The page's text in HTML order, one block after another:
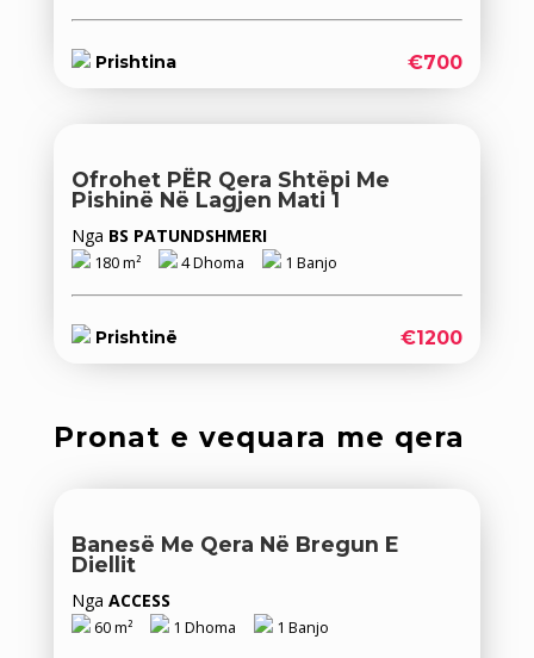
Prishtina €700
Ofrohet PËR Qera Shtëpi Me
Pishinë Në Lagjen Mati 1
Nga BS PATUNDSHMERI
180 m² 4 Dhoma 1 Banjo
Prishtinë €1200
Pronat e vequara me qera
Banesë Me Qera Në Bregun E
Diellit
Nga ACCESS
60 m² 1 Dhoma 1 Banjo